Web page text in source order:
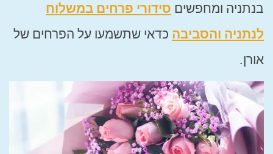
בנתניה ומחפשים סידורי פרחים במשלוח
לנתניה והסביבה כדאי שתשמעו על הפרחים של
אורן.